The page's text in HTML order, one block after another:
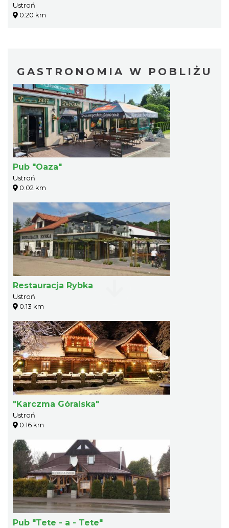
Ustroń
0.20 km
GASTRONOMIA W POBLIŻU
Pub "Oaza"
Ustroń
0.02 km
Restauracja Rybka
Ustroń
0.13 km
"Karczma Góralska"
Ustroń
0.16 km
Pub "Tete - a - Tete"